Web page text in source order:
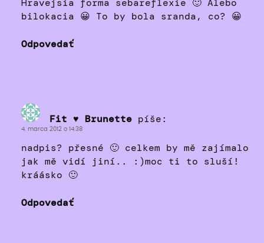
Hravejsia forma sebareflexie 🙂 Alebo
bilokacia 😀 To by bola sranda, co? 😀
Odpovedať
Fit ♥ Brunette píše:
4. marca 2012 o 14:38
nadpis? přesné 🙂 celkem by mě zajímalo
jak mě vidí jiní.. :)moc ti to sluší!
kráásko 🙂
Odpovedať